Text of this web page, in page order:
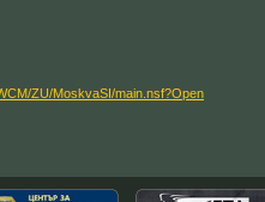
ZU/MoskvaSI/main.nsf?Open